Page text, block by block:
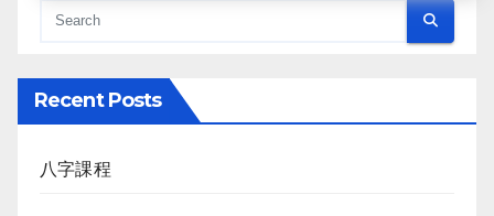
Recent Posts
八字課程